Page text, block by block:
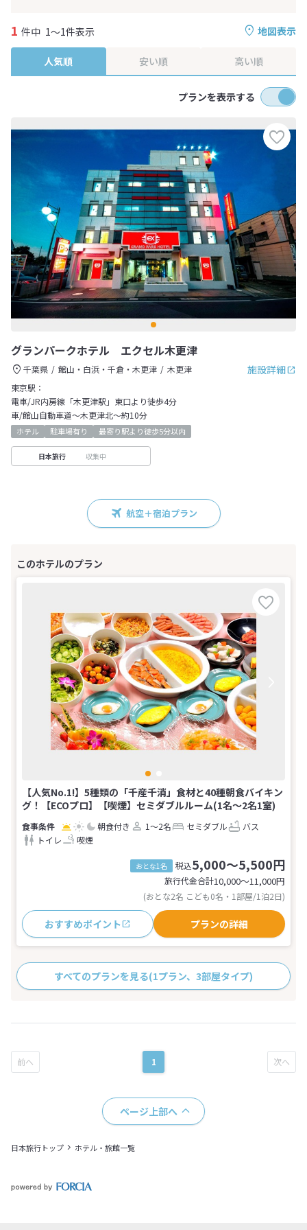
地図表示
1 件中 1～1件表示
人気順 安い順 高い順
プランを表示する
グランパークホテル エクセル木更津
施設詳細
千葉県 館山・白浜・千倉・木更津
木更津
東京駅：
電車/JR内房線「木更津駅」東口より徒歩4分
車/館山自動車道～木更津北～約10分
ホテル 駐車場有り 最寄り駅より徒歩5分以内
日本旅行 収集中
航空＋宿泊プラン
【人気No.1!】5種類の「千産千消」食材と40種朝食バイキン
グ！【ECOプロ】【喫煙】セミダブルルーム(1名～2名1室)
朝食付き 1～2名 セミダブル
バス
トイレ
喫煙
おとな1名 税込5,000～5,500円
旅行代金合計10,000〜11,000円
(おとな2名 こども0名・1部屋/1泊2日)
おすすめポイント プランの詳細
すべてのプランを見る(1プラン、3部屋タイプ)
1
ページ上部へ
日本旅行トップ ホテル・旅館一覧